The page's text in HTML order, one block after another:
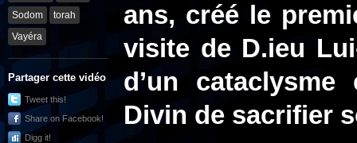
Sodom
torah
Vayéra
Partager cette vidéo
Tweet this!
Share on Facebook!
Digg it!
ans, créé le
visite de D.ieu
d’un
Divin de sacrifier